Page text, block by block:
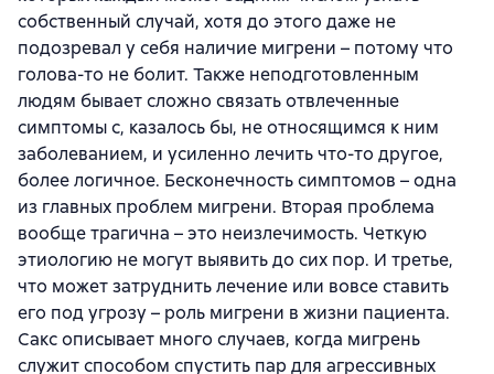
собственный случай, хотя до этого даже не
подозревал у себя наличие мигрени – потому что
голова-то не болит. Также неподготовленным
людям бывает сложно связать отвлеченные
симптомы с, казалось бы, не относящимся к ним
заболеванием, и усиленно лечить что-то другое,
более логичное. Бесконечность симптомов – одна
из главных проблем мигрени. Вторая проблема
вообще трагична – это неизлечимость. Четкую
этиологию не могут выявить до сих пор. И третье,
что может затруднить лечение или вовсе ставить
его под угрозу – роль мигрени в жизни пациента.
Сакс описывает много случаев, когда мигрень
служит способом спустить пар для агрессивных